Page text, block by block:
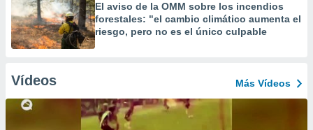
El aviso de la OMM sobre los incendios
forestales: "el cambio climático aumenta el
riesgo, pero no es el único culpable
Vídeos Más Vídeos